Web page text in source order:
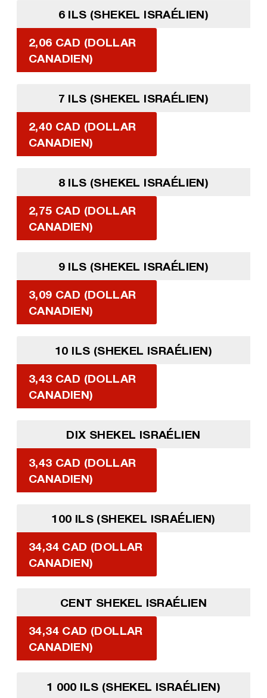
6 ILS (SHEKEL ISRAÉLIEN)
2,06 CAD (DOLLAR
CANADIEN)
7 ILS (SHEKEL ISRAÉLIEN)
2,40 CAD (DOLLAR
CANADIEN)
8 ILS (SHEKEL ISRAÉLIEN)
2,75 CAD (DOLLAR
CANADIEN)
9 ILS (SHEKEL ISRAÉLIEN)
3,09 CAD (DOLLAR
CANADIEN)
10 ILS (SHEKEL ISRAÉLIEN)
3,43 CAD (DOLLAR
CANADIEN)
DIX SHEKEL ISRAÉLIEN
3,43 CAD (DOLLAR
CANADIEN)
100 ILS (SHEKEL ISRAÉLIEN)
34,34 CAD (DOLLAR
CANADIEN)
CENT SHEKEL ISRAÉLIEN
34,34 CAD (DOLLAR
CANADIEN)
1 000 ILS (SHEKEL ISRAÉLIEN)